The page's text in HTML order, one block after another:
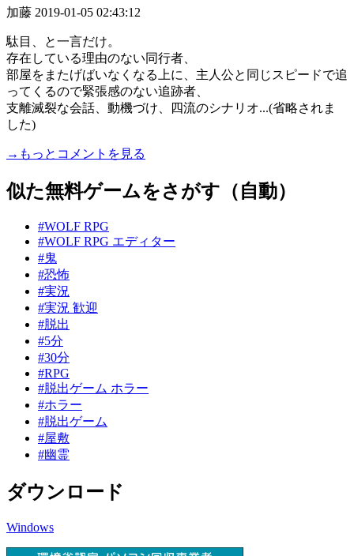
加藤 2019-01-05 02:43:12
駄目、と一言だけ。
存在している理由のない同行者、
部屋をまたげばいなくなる上に、主人公と同じスピードで追
ってくるので緊張感のない追跡者、
支離滅裂な会話、動機づけ、四流のシナリオ...(省略されま
した)
→もっとコメントを見る
似た無料ゲームをさがす（自動）
#WOLF RPG
#WOLF RPG エディター
#鬼
#恐怖
#実況
#実況 歓迎
#脱出
#5分
#30分
#RPG
#脱出ゲーム ホラー
#ホラー
#脱出ゲーム
#屋敷
#幽霊
ダウンロード
Windows